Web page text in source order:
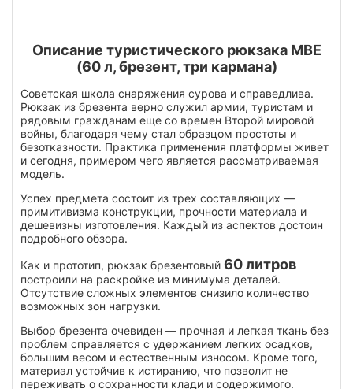
Описание туристического рюкзака МВЕ
(60 л, брезент, три кармана)
Советская школа снаряжения сурова и справедлива.
Рюкзак из брезента верно служил армии, туристам и
рядовым гражданам еще со времен Второй мировой
войны, благодаря чему стал образцом простоты и
безотказности. Практика применения платформы живет
и сегодня, примером чего является рассматриваемая
модель.
Успех предмета состоит из трех составляющих —
примитивизма конструкции, прочности материала и
дешевизны изготовления. Каждый из аспектов достоин
подробного обзора.
Как и прототип, рюкзак брезентовый 60 литров
построили на раскройке из минимума деталей.
Отсутствие сложных элементов снизило количество
возможных зон нагрузки.
Выбор брезента очевиден — прочная и легкая ткань без
проблем справляется с удержанием легких осадков,
большим весом и естественным износом. Кроме того,
материал устойчив к истиранию, что позволит не
переживать о сохранности клади и содержимого.